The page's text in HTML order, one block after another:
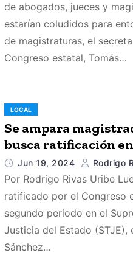
de abogados, jueces y
estarían coludidos para
de magistraturas, el
Congreso estatal, Tomás…
LOCAL
Se ampara
busca ratificación
Jun 19, 2024 Rodrigo
Por Rodrigo Rivas Uribe
ratificado por el Congreso
segundo periodo en el
Justicia del Estado (STJE),
Sánchez…